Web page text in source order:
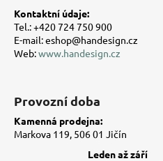
Kontaktní údaje:
Tel.: +420 724 750 900
E-mail: eshop@handesign.cz
Web:www.handesign.cz
Provozní doba
Kamenná prodejna:
Markova 119, 506 01 Jičín
Leden až září